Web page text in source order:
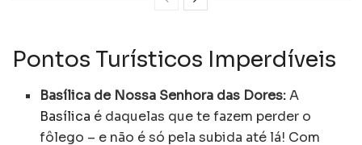
Pontos Turísticos Imperdíveis
Basílica de Nossa Senhora das Dores:A
Basílica é daquelas que te fazem perder o
fôlego – e não é só pela subida até lá! Com